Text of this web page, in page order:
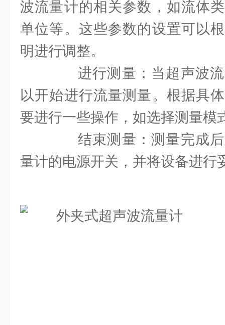
波流量计的相关参数，如流体
单位等。这些参数的设置可以
明进行调整。
进行测量：当超声波流
以开始进行流量测量。根据具
要进行一些操作，如选择测量模
结束测量：测量完成后
量计的电源开关，并将设备进行